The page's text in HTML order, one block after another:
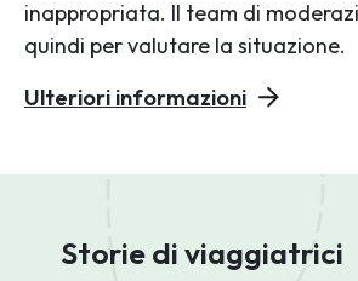
inappropriata. Il team di
quindi per valutare la situazione.
Ulteriori informazioni
Storie di viaggiatrici